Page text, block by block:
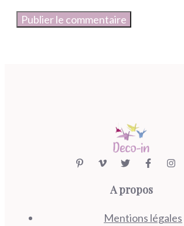
A propos
Mentions légales